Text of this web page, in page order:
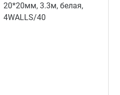
20*20мм, 3.3м, белая,
4WALLS/40